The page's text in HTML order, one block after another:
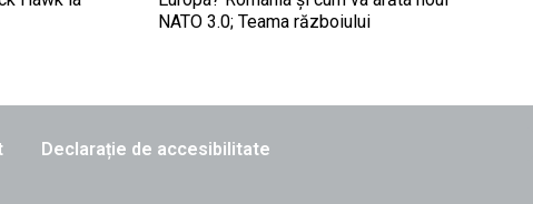
Două nave, dintre care un
NATO 3.0; Teama războiului
Declarație de accesibilitate